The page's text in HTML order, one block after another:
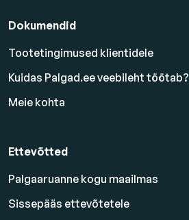
Dokumendid
Tootetingimused klientidele
Kuidas Palgad.ee veebileht töötab?
Meie kohta
Ettevõtted
Palgaaruanne kogu maailmas
Sissepääs ettevõtetele